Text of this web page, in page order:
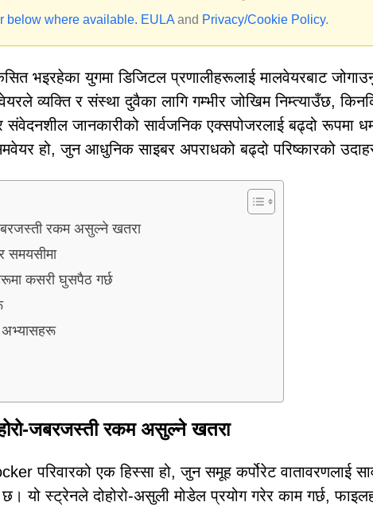
below where available. EULA and Privacy/Cookie Policy.
भइरहेका युगमा डिजिटल प्रणालीहरूलाई मालवेयरबाट
व्यक्ति र संस्था दुवैका लागि गम्भीर जोखिम निम्त्याउँछ,
संवेदनशील जानकारीको सार्वजनिक एक्सपोजरलाई बढ्दो रूपमा
हो, जुन आधुनिक साइबर अपराधको बढ्दो परिष्कारको
रकम असुल्ने खतरा
समयसीमा
कसरी घुसपैठ गर्छ
अभ्यासहरू
जबरजस्ती रकम असुल्ने खतरा
परिवारको एक हिस्सा हो, जुन समूह कर्पोरेट वातावरणलाई
यो स्ट्रेनले दोहोरो-असुली मोडेल प्रयोग गरेर काम गर्छ,